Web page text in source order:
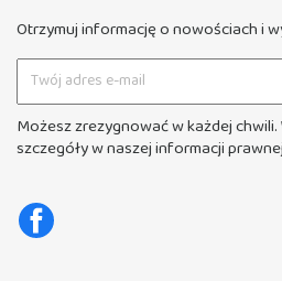
Otrzymuj informację o nowościach i
Możesz zrezygnować w każdej
szczegóły w naszej informacji